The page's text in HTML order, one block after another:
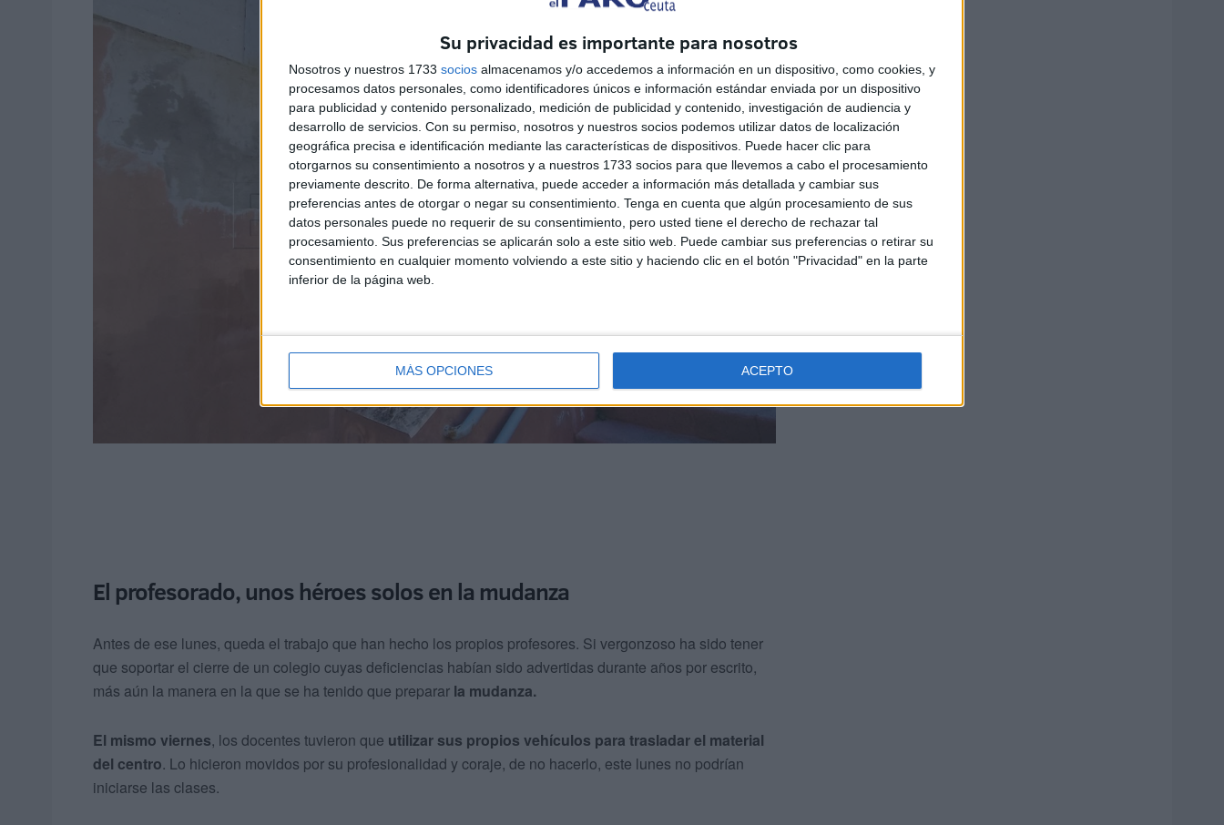
Su privacidad es importante para nosotros
Nosotros y nuestros 1733 socios almacenamos y/o accedemos a información en un dispositivo, como cookies, y
procesamos datos personales, como identificadores únicos e información estándar enviada por un dispositivo
para publicidad y contenido personalizado, medición de publicidad y contenido, investigación de audiencia y
desarrollo de servicios. Con su permiso, nosotros y nuestros socios podemos utilizar datos de localización
geográfica precisa e identificación mediante las características de dispositivos. Puede hacer clic para
otorgarnos su consentimiento a nosotros y a nuestros 1733 socios para que llevemos a cabo el procesamiento
previamente descrito. De forma alternativa, puede acceder a información más detallada y cambiar sus
preferencias antes de otorgar o negar su consentimiento. Tenga en cuenta que algún procesamiento de sus
datos personales puede no requerir de su consentimiento, pero usted tiene el derecho de rechazar tal
procesamiento. Sus preferencias se aplicarán solo a este sitio web. Puede cambiar sus preferencias o retirar su
consentimiento en cualquier momento volviendo a este sitio y haciendo clic en el botón "Privacidad" en la parte
inferior de la página web.
MÁS OPCIONES ACEPTO
El profesorado, unos héroes solos en la mudanza
Antes de ese lunes, queda el trabajo que han hecho los propios profesores. Si vergonzoso ha sido tener
que soportar el cierre de un colegio cuyas deficiencias habían sido advertidas durante años por escrito,
más aún la manera en la que se ha tenido que preparar la mudanza.
El mismo viernes, los docentes tuvieron que utilizar sus propios vehículos para trasladar el material
del centro. Lo hicieron movidos por su profesionalidad y coraje, de no hacerlo, este lunes no podrían
iniciarse las clases.